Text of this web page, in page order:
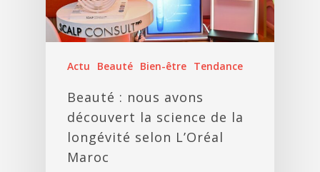
Actu Beauté Bien-être Tendance
Beauté : nous avons
découvert la science de la
longévité selon L’Oréal
Maroc